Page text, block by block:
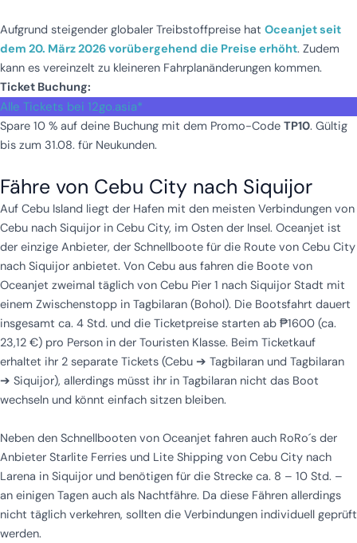
Aufgrund steigender globaler Treibstoffpreise hat Oceanjet seit
dem 20. März 2026 vorübergehend die Preise erhöht. Zudem
kann es vereinzelt zu kleineren Fahrplanänderungen kommen.
Ticket Buchung:
Alle Tickets bei 12go.asia*
Spare 10 % auf deine Buchung mit dem Promo-Code TP10. Gültig
bis zum 31.08. für Neukunden.
Fähre von Cebu City nach Siquijor
Auf Cebu Island liegt der Hafen mit den meisten Verbindungen von
Cebu nach Siquijor in Cebu City, im Osten der Insel. Oceanjet ist
der einzige Anbieter, der Schnellboote für die Route von Cebu City
nach Siquijor anbietet. Von Cebu aus fahren die Boote von
Oceanjet zweimal täglich von Cebu Pier 1 nach Siquijor Stadt mit
einem Zwischenstopp in Tagbilaran (Bohol). Die Bootsfahrt dauert
insgesamt ca. 4 Std. und die Ticketpreise starten ab ₱1600 (ca.
23,12 €) pro Person in der Touristen Klasse. Beim Ticketkauf
erhaltet ihr 2 separate Tickets (Cebu ➔ Tagbilaran und Tagbilaran
➔ Siquijor), allerdings müsst ihr in Tagbilaran nicht das Boot
wechseln und könnt einfach sitzen bleiben.
Neben den Schnellbooten von Oceanjet fahren auch RoRo´s der
Anbieter Starlite Ferries und Lite Shipping von Cebu City nach
Larena in Siquijor und benötigen für die Strecke ca. 8 – 10 Std. –
an einigen Tagen auch als Nachtfähre. Da diese Fähren allerdings
nicht täglich verkehren, sollten die Verbindungen individuell geprüft
werden.